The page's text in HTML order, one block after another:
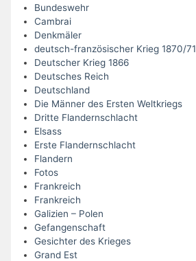
Bundeswehr
Cambrai
Denkmäler
deutsch-französischer Krieg 1870/71
Deutscher Krieg 1866
Deutsches Reich
Deutschland
Die Männer des Ersten Weltkriegs
Dritte Flandernschlacht
Elsass
Erste Flandernschlacht
Flandern
Fotos
Frankreich
Frankreich
Galizien – Polen
Gefangenschaft
Gesichter des Krieges
Grand Est